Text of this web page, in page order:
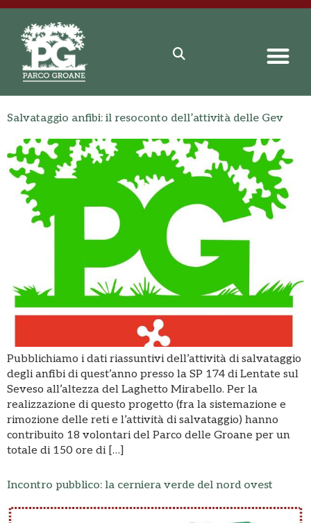
Salvataggio anfibi: il resoconto dell’attività delle Gev
Pubblichiamo i dati riassuntivi dell’attività di salvataggio
degli anfibi di quest’anno presso la SP 174 di Lentate sul
Seveso all’altezza del Laghetto Mirabello. Per la
realizzazione di questo progetto (fra la sistemazione e
rimozione delle reti e l’attività di salvataggio) hanno
contribuito 18 volontari del Parco delle Groane per un
totale di 150 ore di […]
Incontro pubblico: la cerniera verde del nord ovest